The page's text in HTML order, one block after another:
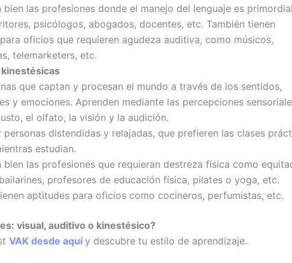
bien las profesiones donde el manejo del lenguaje es
psicólogos, abogados, docentes, etc. También tienen
oficios que requieren agudeza auditiva, como músicos,
telemarketers, etc.
que captan y procesan el mundo a través de los sentidos,
y emociones. Aprenden mediante las percepciones
el olfato, la visión y la audición.
personas distendidas y relajadas, que prefieren las clases
estudian.
bien las profesiones que requieran destreza física como
profesores de educación física, pilates o yoga, etc.
aptitudes para oficios como cocineros, perfumistas, etc.
visual, auditivo o kinestésico?
VAK desde aquí y descubre tu estilo de aprendizaje.